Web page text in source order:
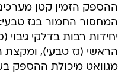
ההספק הזמין קטן
המחסור החמור בגז
יחידות רבות בדלקי
מגוואט מיכולת ההספק